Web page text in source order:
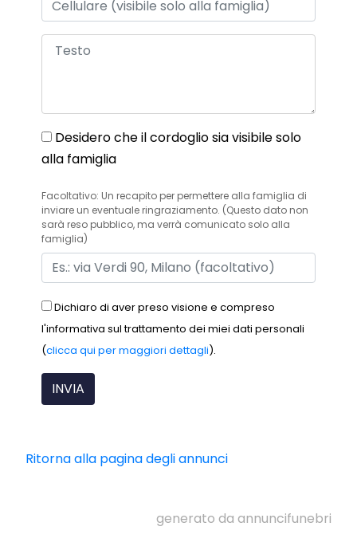
Desidero che il cordoglio sia visibile solo
alla famiglia
Facoltativo: Un recapito per permettere alla famiglia di
inviare un eventuale ringraziamento. (Questo dato non
sarà reso pubblico, ma verrà comunicato solo alla
famiglia)
Dichiaro di aver preso visione e compreso
l'informativa sul trattamento dei miei dati personali
(clicca qui per maggiori dettagli).
Ritorna alla pagina degli annunci
generato da annuncifunebri